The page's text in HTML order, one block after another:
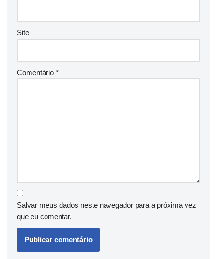
Site
Comentário *
Salvar meus dados neste navegador para a próxima vez
que eu comentar.